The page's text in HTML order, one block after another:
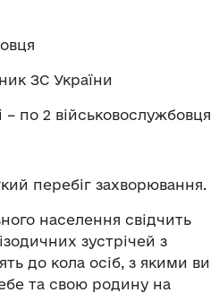
ЗС України
– по 2 військовослужбовця
перебіг захворювання.
населення свідчить
зустрічей з
до кола осіб, з якими ви
та свою родину на